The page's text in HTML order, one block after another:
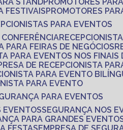
FESTIVAIS
PROMOTORES
PARA EVENTOS
CONFERÊNCIA
PARA FEIRAS DE NEGÓCIOS
PARA EVENTOS NOS FINAIS
DE RECEPCIONISTA
PARA EVENTO
PARA EVENTO
PARA EVENTOS
EVENTOS SEGURANÇA NOS
PARA GRANDES